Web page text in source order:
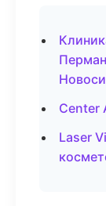
Center
Laser